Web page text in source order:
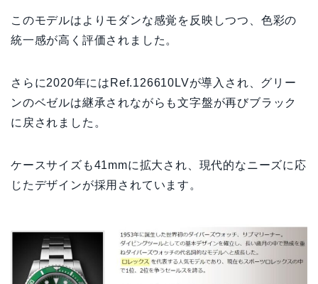
このモデルはよりモダンな感覚を反映しつつ、色彩の
統一感が高く評価されました。
さらに2020年にはRef.126610LVが導入され、グリー
ンのベゼルは継承されながらも文字盤が再びブラック
に戻されました。
ケースサイズも41mmに拡大され、現代的なニーズに応
じたデザインが採用されています。